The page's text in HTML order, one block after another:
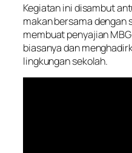
Kegiatan ini disambut
makan bersama dengan
membuat penyajian
biasanya dan
lingkungan sekolah.